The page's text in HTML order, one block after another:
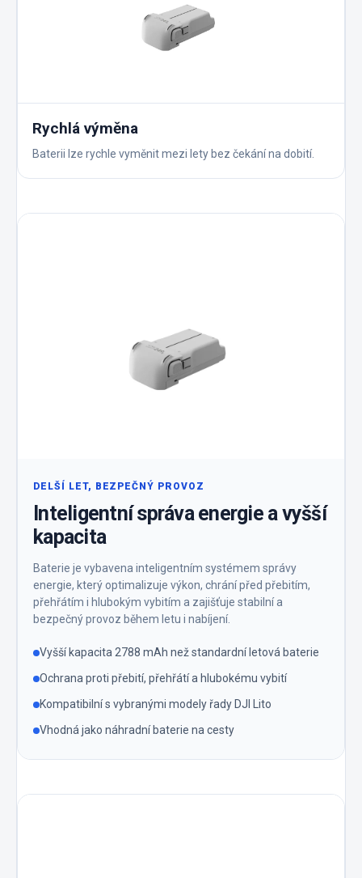
Rychlá výměna
Baterii lze rychle vyměnit mezi lety bez čekání na dobití.
DELŠÍ LET, BEZPEČNÝ PROVOZ
Inteligentní správa energie a vyšší
kapacita
Baterie je vybavena inteligentním systémem správy
energie, který optimalizuje výkon, chrání před přebitím,
přehřátím i hlubokým vybitím a zajišťuje stabilní a
bezpečný provoz během letu i nabíjení.
Vyšší kapacita 2788 mAh než standardní letová baterie
Ochrana proti přebití, přehřátí a hlubokému vybití
Kompatibilní s vybranými modely řady DJI Lito
Vhodná jako náhradní baterie na cesty